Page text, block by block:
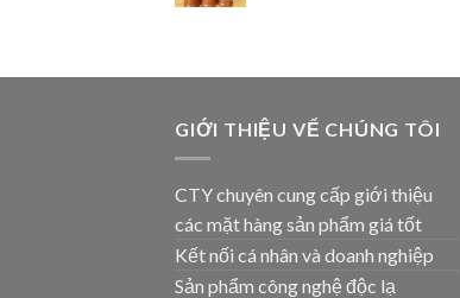
GIỚI THIỆU VỂ CHÚNG TÔI
CTY chuyên cung cấp giới thiệu
các mặt hàng sản phẩm giá tốt
Kết nối cá nhân và doanh nghiệp
Sản phẩm công nghệ độc lạ